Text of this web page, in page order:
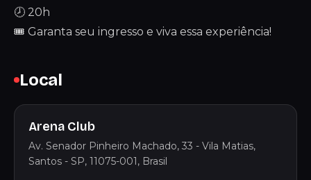
🕗 20h
🎟 Garanta seu ingresso e viva essa experiência!
Local
Arena Club
Av. Senador Pinheiro Machado, 33 - Vila Matias,
Santos - SP, 11075-001, Brasil